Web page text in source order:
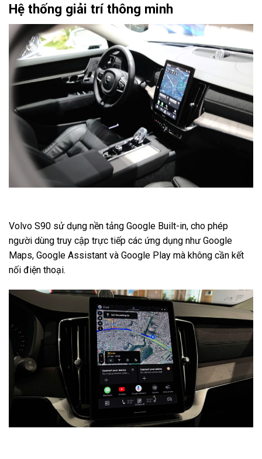
Hệ thống giải trí thông minh
Volvo S90 sử dụng nền tảng Google Built-in, cho phép
người dùng truy cập trực tiếp các ứng dụng như Google
Maps, Google Assistant và Google Play mà không cần kết
nối điện thoại.